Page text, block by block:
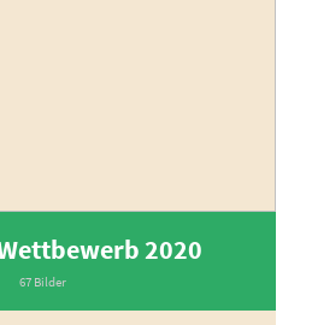
2020
67 Bilder